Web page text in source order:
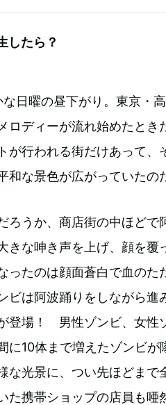
したら？
日曜の昼下がり。東京・
ロディーが流れ始めたとき
が行われる街だけあって、
和な景色が広がっていたの
ろうか、商店街の中ほどで
きな呻き声を上げ、顔を覆
ったのは顔面蒼白で血の
ビは阿波踊りをしながら進
登場！ 男性ゾンビ、女性
に10体まで増えたゾンビが
な光景に、つい先ほどまで
た携帯ショップの店員も唖